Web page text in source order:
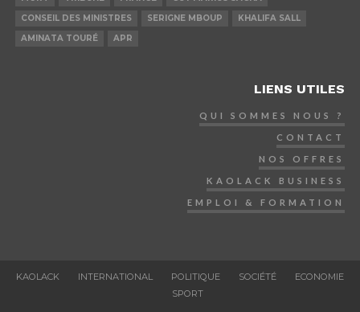
CONSEIL DES MINISTRES
SERIGNE MBOUP
KHALIFA SALL
AMINATA TOURÉ
APR
LIENS UTILES
QUI SOMMES NOUS ?
CONTACT
NOS OFFRES
KAOLACK BUSINESS
EMPLOI & FORMATION
KAOLACK INTERNATIONAL POLITIQUE SOCIÉTÉ
ECONOMIE
SPORT